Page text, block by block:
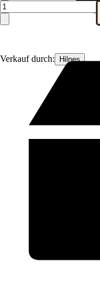
Verkauf durch: Hilnes